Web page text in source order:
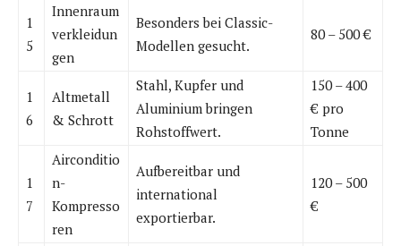
1
5
Innenraum
verkleidun
gen
Besonders bei Classic-
Modellen gesucht.
80 – 500 €
1
6
Altmetall
& Schrott
Stahl, Kupfer und
Aluminium bringen
Rohstoffwert.
150 – 400
€ pro
Tonne
1
7
Airconditio
n-
Kompresso
ren
Aufbereitbar und
international
exportierbar.
120 – 500
€